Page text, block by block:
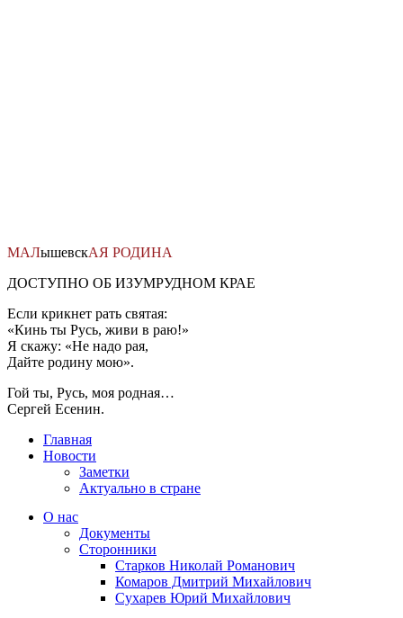
МАЛышевскАЯ РОДИНА
ДОСТУПНО ОБ ИЗУМРУДНОМ КРАЕ
Если крикнет рать святая:
«Кинь ты Русь, живи в раю!»
Я скажу: «Не надо рая,
Дайте родину мою».
Гой ты, Русь, моя родная…
Сергей Есенин.
Главная
Новости
Заметки
Актуально в стране
О нас
Документы
Сторонники
Старков Николай Романович
Комаров Дмитрий Михайлович
Сухарев Юрий Михайлович